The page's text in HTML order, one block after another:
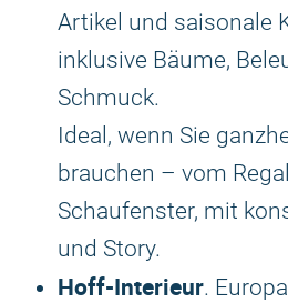
Artikel und saisonale
inklusive Bäume,
Schmuck.
Ideal, wenn Sie
brauchen – vom
Schaufenster, mit
und Story.
Hoff-Interieur.